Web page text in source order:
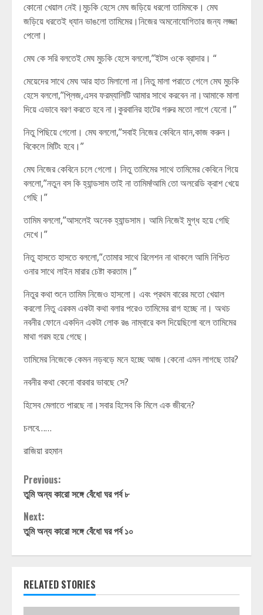
কোনো খেয়াল নেই।মুচকি হেসে মেঘ জড়িয়ে ধরলো তামিমকে। মেঘ
জড়িয়ে ধরতেই ধ্যান ভাঙলো তামিমের।নিজের অমনোযোগিতার জন্য লজ্জা
পেলো।
মেঘ কে সরি বলতেই মেঘ মুচকি হেসে বললো,”ইটস ওকে ব্রাদার। “
মেয়েদের সাথে মেঘ আর হাত মিলালো না।নিতু মালা পরাতে গেলে মেঘ মুচকি
হেসে বললো,”প্লিজ,এসব ফরম্যালিটি আমার সাথে করবেন না।আমাকে মালা
দিয়ে এভাবে বরণ করতে হবে না।কুরবানির হাটের গরুর মতো লাগে যেনো।”
নিতু পিছিয়ে গেলো। মেঘ বললো,”সবাই নিজের কেবিনে যান,কাজ করুন।
বিকেলে মিটিং হবে।”
মেঘ নিজের কেবিনে চলে গেলো। নিতু তামিমের সাথে তামিমের কেবিনে গিয়ে
বললো,”নতুন বস কি হ্যান্ডসাম তাই না তামিম!আমি তো অলরেডি ক্রাশ খেয়ে
গেছি।”
তামিম বললো,”আসলেই অনেক হ্যান্ডসাম। আমি নিজেই মুগ্ধ হয়ে গেছি
দেখে।”
নিতু হাসতে হাসতে বললো,”তোমার সাথে রিলেশন না থাকলে আমি নিশ্চিত
ওনার সাথে লাইন মারার চেষ্টা করতাম।”
নিতুর কথা শুনে তামিম নিজেও হাসলো। এবং প্রথম বারের মতো খেয়াল
করলো নিতু এরকম একটা কথা বলার পরেও তামিমের রাগ হচ্ছে না। অথচ
নবনীর ফোনে একদিন একটা লোক রঙ নাম্বারে কল দিয়েছিলো বলে তামিমের
মাথা গরম হয়ে গেছে।
তামিমের নিজেকে কেমন নড়বড়ে মনে হচ্ছে আজ।কেনো এমন লাগছে তার?
নবনীর কথা কেনো বারবার ভাবছে সে?
হিসেব মেলাতে পারছে না।সবার হিসেব কি মিলে এক জীবনে?
চলবে……
রাজিয়া রহমান
Continue
Reading
Previous:
তুমি অন্য কারো সঙ্গে বেঁধো ঘর পর্ব ৮
Next:
তুমি অন্য কারো সঙ্গে বেঁধো ঘর পর্ব ১০
RELATED STORIES